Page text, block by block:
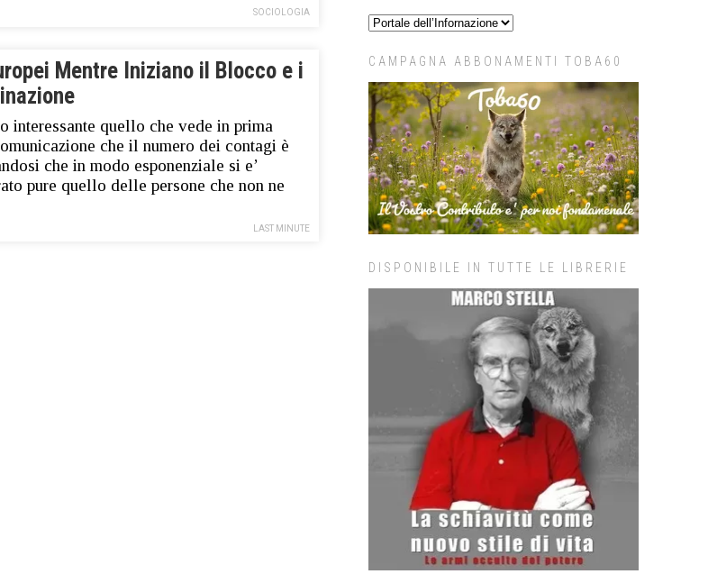
SOCIOLOGIA
Mentre Iniziano il Blocco e i
interessante quello che vede in prima
che il numero dei contagi è
che in modo esponenziale si e’
pure quello delle persone che non ne
LAST MINUTE
CAMPAGNA ABBONAMENTI TOBA60
DISPONIBILE IN TUTTE LE LIBRERIE